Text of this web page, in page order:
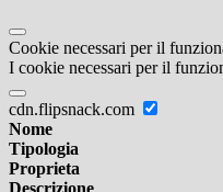
Cookie necessari per il
I cookie necessari per il
cdn.flipsnack.com
Nome
Tipologia
Proprieta